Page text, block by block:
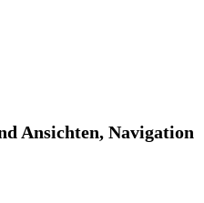
Ansichten, Navigation